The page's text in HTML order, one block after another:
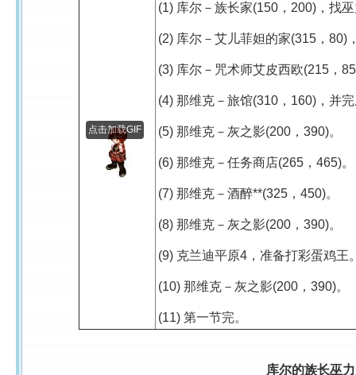
点击加载GIF
(1) 库尔－族长家(150，200)，找
(2) 库尔－艾儿菲妲的家(315，80)
(3) 库尔－咒术师艾皮西欧(215，
(4) 那维克－旅馆(310，160)，并
(5) 那维克－灰之影(200，390)。
(6) 那维克－任务商店(265，465)。
(7) 那维克－酒醉**(325，450)。
(8) 那维克－灰之影(200，390)。
(9) 克兰迪平原4，准备打彩蛋鸡王
(10) 那维克－灰之影(200，390)。
(11) 第一节完。
库尔的族长巫